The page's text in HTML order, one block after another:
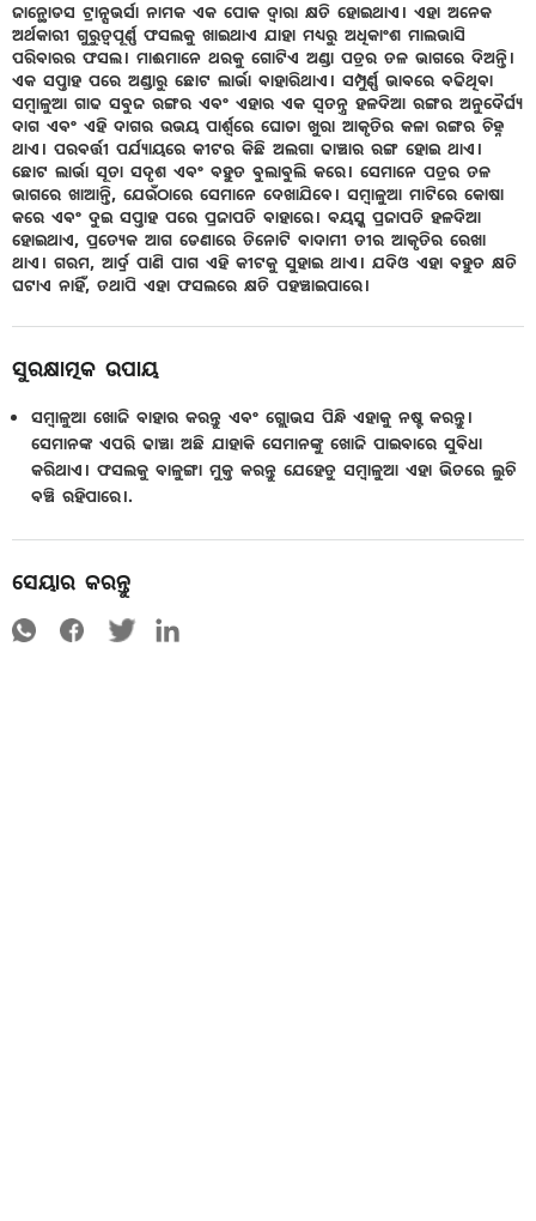
ଜାନ୍ଥୋଡସ ଟ୍ରାନ୍ସଭର୍ସା ନାମକ ଏକ ପୋକ ଦ୍ୱାରା କ୍ଷତି ହୋଇଥାଏ। ଏହା ଅନେକ
ଅର୍ଥକାରୀ ଗୁରୁତ୍ୱପୂର୍ଣ୍ଣ ଫସଲକୁ ଖାଇଥାଏ ଯାହା ମଧ୍ୟରୁ ଅଧିକାଂଶ ମାଲଭାସି
ପରିବାରର ଫସଲ। ମାଈମାନେ ଥରକୁ ଗୋଟିଏ ଅଣ୍ଡା ପତ୍ରର ତଳ ଭାଗରେ ଦିଅନ୍ତି।
ଏକ ସପ୍ତାହ ପରେ ଅଣ୍ଡାରୁ ଛୋଟ ଲାର୍ଭା ବାହାରିଥାଏ। ସମ୍ପୁର୍ଣ୍ଣ ଭାବରେ ବଢିଥିବା
ସମ୍ବାଳୁଆ ଗାଢ ସବୁଜ ରଙ୍ଗର ଏବଂ ଏହାର ଏକ ସ୍ୱତନ୍ତ୍ର ହଳଦିଆ ରଙ୍ଗର ଅନୁଦୈର୍ଘ୍ୟ
ଦାଗ ଏବଂ ଏହି ଦାଗର ଉଭୟ ପାର୍ଶ୍ୱରେ ଘୋଡା ଖୁରା ଆକୃତିର କଳା ରଙ୍ଗର ଚିହ୍ନ
ଥାଏ। ପରବର୍ତ୍ତୀ ପର୍ଯ୍ୟାୟରେ କୀଟର କିଛି ଅଲଗା ଢାଞ୍ଚାର ରଙ୍ଗ ହୋଇ ଥାଏ।
ଛୋଟ ଲାର୍ଭା ସୂତା ସଦୃଶ ଏବଂ ବହୁତ ବୁଲାବୁଲି କରେ। ସେମାନେ ପତ୍ରର ତଳ
ଭାଗରେ ଖାଆନ୍ତି, ଯେଉଁଠାରେ ସେମାନେ ଦେଖାଯିବେ। ସମ୍ବାଳୁଆ ମାଟିରେ କୋଷା
କରେ ଏବଂ ଦୁଇ ସପ୍ତାହ ପରେ ପ୍ରଜାପତି ବାହାରେ। ବୟସ୍କ ପ୍ରଜାପତି ହଳଦିଆ
ହୋଇଥାଏ, ପ୍ରତ୍ୟେକ ଆଗ ଡେଣାରେ ତିନୋଟି ବାଦାମୀ ତୀର ଆକୃତିର ରେଖା
ଥାଏ। ଗରମ, ଆର୍ଦ୍ର ପାଣି ପାଗ ଏହି କୀଟକୁ ସୁହାଇ ଥାଏ। ଯଦିଓ ଏହା ବହୁତ କ୍ଷତି
ଘଟାଏ ନାହିଁ, ତଥାପି ଏହା ଫସଲରେ କ୍ଷତି ପହଞ୍ଚାଇପାରେ।
ସୁରକ୍ଷାତ୍ମକ ଉପାୟ
ସମ୍ବାଳୁଆ ଖୋଜି ବାହାର କରନ୍ତୁ ଏବଂ ଗ୍ଲୋଭସ ପିନ୍ଧି ଏହାକୁ ନଷ୍ଟ କରନ୍ତୁ।
ସେମାନଙ୍କ ଏପରି ଢାଞ୍ଚା ଅଛି ଯାହାକି ସେମାନଙ୍କୁ ଖୋଜି ପାଇବାରେ ସୁବିଧା
କରିଥାଏ। ଫସଲକୁ ବାଳୁଙ୍ଗା ମୁକ୍ତ କରନ୍ତୁ ଯେହେତୁ ସମ୍ବାଳୁଆ ଏହା ଭିତରେ ଲୁଚି
ବଞ୍ଚି ରହିପାରେ।.
ସେୟାର କରନ୍ତୁ